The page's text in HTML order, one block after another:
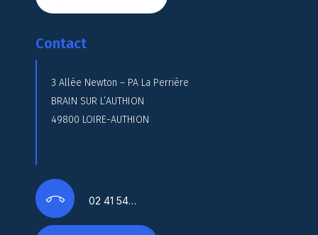
Contact
3 Allée Newton – PA La Perrière
BRAIN SUR L’AUTHION
49800 LOIRE-AUTHION
02 41 54…